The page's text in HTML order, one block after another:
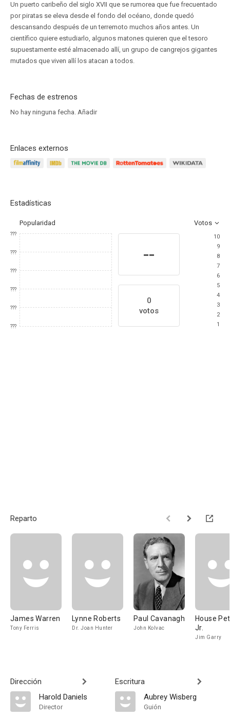
Un puerto caribeño del siglo XVII que se rumorea que fue frecuentado
por piratas se eleva desde el fondo del océano, donde quedó
descansando después de un terremoto muchos años antes. Un
científico quiere estudiarlo, algunos matones quieren que el tesoro
supuestamente esté almacenado allí, un grupo de cangrejos gigantes
mutados que viven allí los atacan a todos.
Fechas de estrenos
No hay ninguna fecha. Añadir
Enlaces externos
Estadísticas
Popularidad Votos
???
???
???
???
???
???
--
0
votos
10
9
8
7
6
5
4
3
2
1
Reparto
James Warren
Tony Ferris
Lynne Roberts
Dr. Joan Hunter
Paul Cavanagh
John Kolvac
House
Jr.
Jim Garry
Dirección
Harold Daniels
Director
Escritura
Aubrey Wisberg
Guión